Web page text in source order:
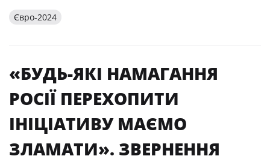
Євро-2024
«БУДЬ-ЯКІ НАМАГАННЯ
РОСІЇ ПЕРЕХОПИТИ
ІНІЦІАТИВУ МАЄМО
ЗЛАМАТИ». ЗВЕРНЕННЯ